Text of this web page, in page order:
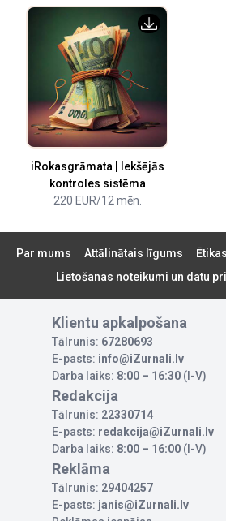
iRokasgrāmata | Iekšējās
kontroles sistēma
220 EUR/12 mēn.
Par mums Attālinātais līgums
Lietošanas noteikumi un datu
Klientu apkalpošana
Tālrunis: 67280693
E-pasts: info@iZurnali.lv
Darba laiks: 8:00 – 16:30 (I-V)
Redakcija
Tālrunis: 22330714
E-pasts: redakcija@iZurnali.lv
Darba laiks: 8:00 – 16:00 (I-V)
Reklāma
Tālrunis: 29404257
E-pasts: janis@iZurnali.lv